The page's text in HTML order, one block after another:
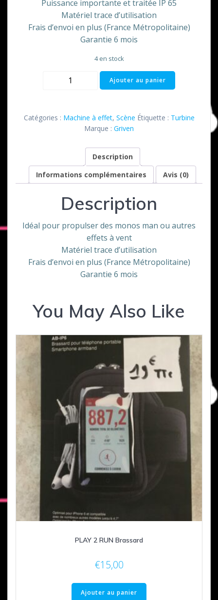
Puissance importante et traitée IP 65
Matériel trace d’utilisation
Frais d’envoi en plus (France Métropolitaine)
Garantie 6 mois
4 en stock
quantité
mm
Ajouter au panier
Catégories : Machine à effet, Scène Étiquette : Turbine
Marque : Griven
Description
Informations complémentaires
Avis (0)
Description
Idéal pour propulser des monos man ou autres
effets à vent
Matériel trace d’utilisation
Frais d’envoi en plus (France Métropolitaine)
Garantie 6 mois
You May Also Like
PLAY 2 RUN Brassard
€15,00
Ajouter au panier